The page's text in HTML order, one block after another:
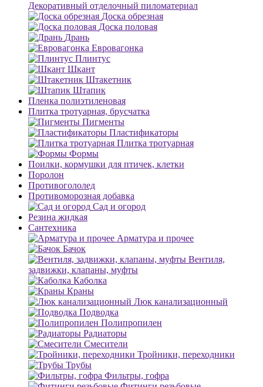
Декоративный отделочный пиломатериал
Доска обрезная
Доска половая
Дрань
Евровагонка
Плинтус
Шкант
Штакетник
Штапик
Пленка полиэтиленовая
Плитка тротуарная, брусчатка
Пигменты
Пластификаторы
Плитка тротуарная
Формы
Поилки, кормушки для птичек, клетки
Поролон
Противогололед
Противоморозная добавка
Сад и огород
Резина жидкая
Сантехника
Арматура и прочее
Бачок
Вентиля,
задвижки, клапаны, муфты
Каболка
Краны
Люк канализационный
Подводка
Полипропилен
Радиаторы
Смесители
Тройники, переходники
Трубы
Фильтры, гофра